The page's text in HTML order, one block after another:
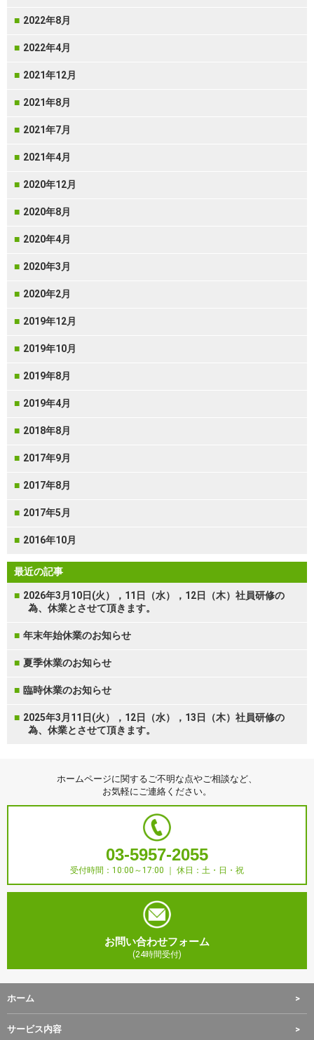
2022年8月
2022年4月
2021年12月
2021年8月
2021年7月
2021年4月
2020年12月
2020年8月
2020年4月
2020年3月
2020年2月
2019年12月
2019年10月
2019年8月
2019年4月
2018年8月
2017年9月
2017年8月
2017年5月
2016年10月
最近の記事
2026年3月10日(火），11日（水），12日（木）社員研修の
為、休業とさせて頂きます。
年末年始休業のお知らせ
夏季休業のお知らせ
臨時休業のお知らせ
2025年3月11日(火），12日（水），13日（木）社員研修の
為、休業とさせて頂きます。
ホームページに関するご不明な点やご相談など、
お気軽にご連絡ください。
03-5957-2055
受付時間：10:00～17:00 ｜ 休日：土・日・祝
お問い合わせフォーム
ホーム
サービス内容